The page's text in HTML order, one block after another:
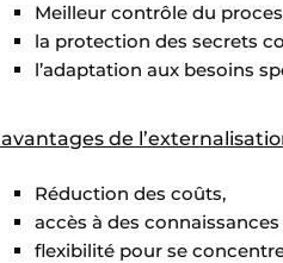
Meilleur contrôle du
la protection des secrets
l’adaptation aux besoins
avantages de
Réduction des coûts,
accès à des
flexibilité pour se